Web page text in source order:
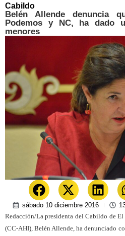
Cabildo
Belén Allende denuncia
Podemos y NC, ha dado
menores
sábado 10 diciembre 2016
Redacción/La presidenta del Cabildo de
(CC-AHI), Belén Allende, ha denunciado